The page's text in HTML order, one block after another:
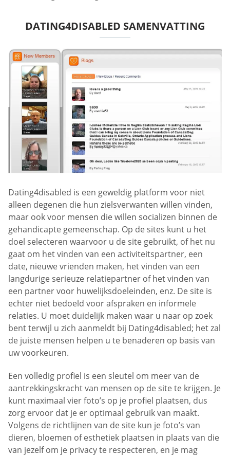
DATING4DISABLED SAMENVATTING
Dating4disabled is een geweldig platform voor niet
alleen degenen die hun zielsverwanten willen vinden,
maar ook voor mensen die willen socializen binnen de
gehandicapte gemeenschap. Op de sites kunt u het
doel selecteren waarvoor u de site gebruikt, of het nu
gaat om het vinden van een activiteitspartner, een
date, nieuwe vrienden maken, het vinden van een
langdurige serieuze relatiepartner of het vinden van
een partner voor huwelijksdoeleinden, enz. De site is
echter niet bedoeld voor afspraken en informele
relaties. U moet duidelijk maken waar u naar op zoek
bent terwijl u zich aanmeldt bij Dating4disabled; het zal
de juiste mensen helpen u te benaderen op basis van
uw voorkeuren.
Een volledig profiel is een sleutel om meer van de
aantrekkingskracht van mensen op de site te krijgen. Je
kunt maximaal vier foto’s op je profiel plaatsen, dus
zorg ervoor dat je er optimaal gebruik van maakt.
Volgens de richtlijnen van de site kun je foto’s van
dieren, bloemen of esthetiek plaatsen in plaats van die
van jezelf om je privacy te respecteren, en je mag